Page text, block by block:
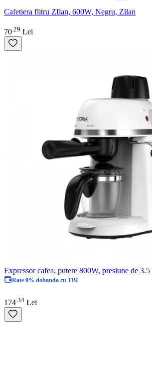
Cafetiera flitru ZIlan, 600W, Negru, Zilan
70 29 Lei
Expressor cafea, putere 800W, presiune de
Rate 0% dobanda cu TBI
174 34 Lei